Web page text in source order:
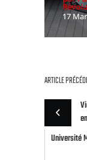
17
ARTICLE
Université